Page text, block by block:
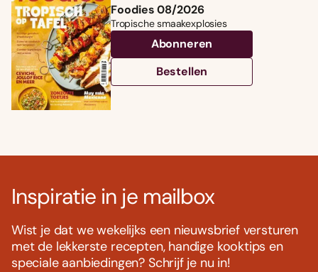
Foodies 08/2026
Tropische smaakexplosies
Abonneren
Bestellen
Inspiratie in je mailbox
Wist je dat we wekelijks een nieuwsbrief versturen
met de lekkerste recepten, handige kooktips en
speciale aanbiedingen? Schrijf je nu in!